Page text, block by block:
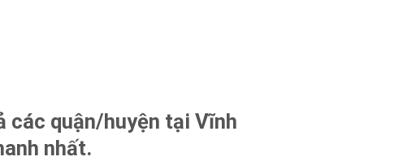
các quận/huyện tại Vĩnh
nhất.